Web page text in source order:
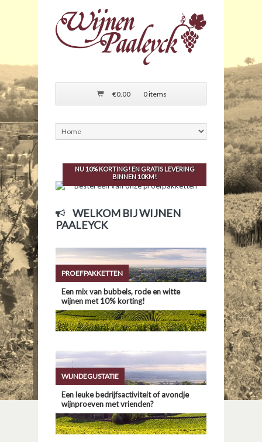
€0.00 0 items
NU 10% KORTING! ENGRATIS LEVERING
BINNEN 10KM!
KOM ONZE WIJNEN ZEKER EENS PROEVEN!
WELKOM BIJ WIJNEN
PAALEYCK
PROEFPAKKETTEN
Een mix van bubbels, rode en witte
wijnen met 10% korting!
WIJNDEGUSTATIE
Een leuke bedrijfsactiviteit of avondje
wijnproeven met vrienden?
WIJNADVIES
Wij helpen u graag bij uw zoektocht naar